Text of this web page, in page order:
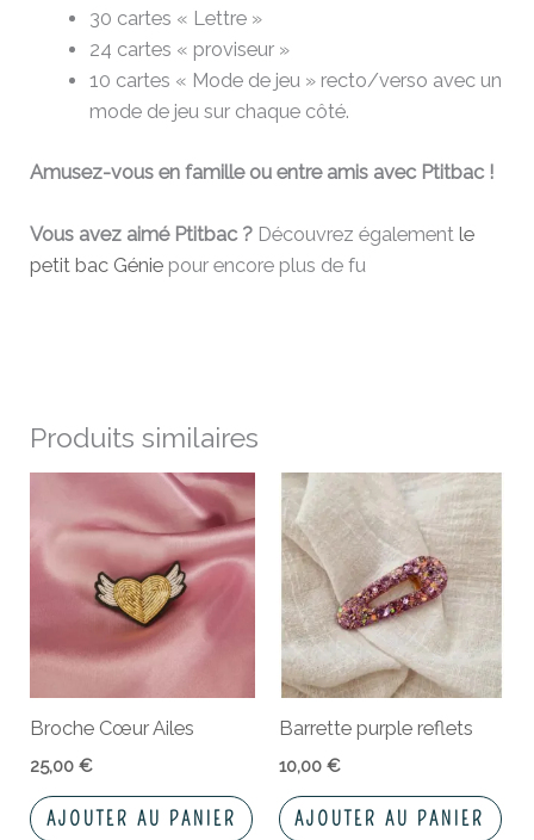
30 cartes « Lettre »
24 cartes « proviseur »
10 cartes « Mode de jeu » recto/verso avec un
mode de jeu sur chaque côté.
Amusez-vous en famille ou entre amis avec Ptitbac !
Vous avez aimé Ptitbac ? Découvrez également le
petit bac Génie pour encore plus de fu
Produits similaires
Broche Cœur Ailes
25,00€
AJOUTER AU PANIER
Barrette purple reflets
10,00 €
AJOUTER AU PANIER